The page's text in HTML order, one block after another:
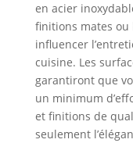
en acier
finitions mates
influencer
cuisine. Les
garantiront que
un minimum
et finitions de
seulement